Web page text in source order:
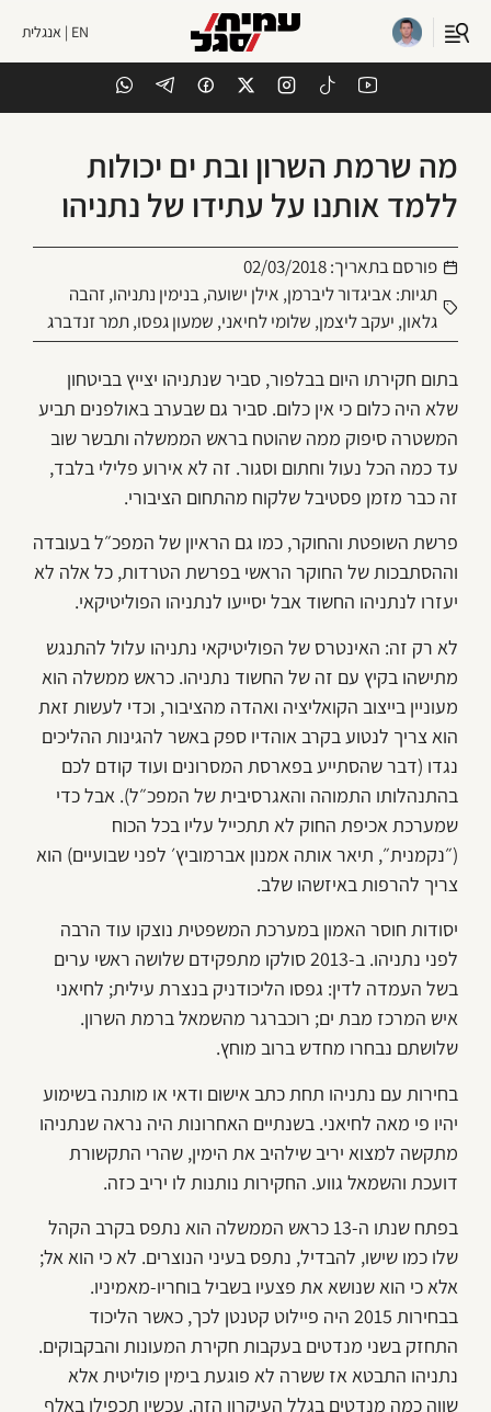
EN | אנגלית
מה שרמת השרון ובת ים יכולות
ללמד אותנו על עתידו של נתניהו
פורסם בתאריך:02/03/2018
תגיות: אביגדור ליברמן, אילן ישועה,בנימין נתניהו,זהבה
גלאון, יעקב ליצמן, שלומי לחיאני, שמעון גפסו,תמר זנדברג
בתום חקירתו היום בבלפור, סביר שנתניהו יצייץ בביטחון
שלא היה כלום כי אין כלום. סביר גם שבערב באולפנים תביע
המשטרה סיפוק ממה שהוטח בראש הממשלה ותבשר שוב
עד כמה הכל נעול וחתום וסגור. זה לא אירוע פלילי בלבד,
זה כבר מזמן פסטיבל שלקוח מהתחום הציבורי.
פרשת השופטת והחוקר, כמו גם הראיון של המפכ״ל בעובדה
וההסתבכות של החוקר הראשי בפרשת הטרדות, כל אלה לא
יעזרו לנתניהו החשוד אבל יסייעו לנתניהו הפוליטיקאי.
לא רק זה: האינטרס של הפוליטיקאי נתניהו עלול להתנגש
מתישהו בקיץ עם זה של החשוד נתניהו. כראש ממשלה הוא
מעוניין בייצוב הקואליציה ואהדה מהציבור, וכדי לעשות זאת
הוא צריך לנטוע בקרב אוהדיו ספק באשר להגינות ההליכים
נגדו (דבר שהסתייע בפארסת המסרונים ועוד קודם לכם
בהתנהלותו התמוהה והאגרסיבית של המפכ״ל). אבל כדי
שמערכת אכיפת החוק לא תתכייל עליו בכל הכוח
(״נקמנית״, תיאר אותה אמנון אברמוביץ׳ לפני שבועיים) הוא
צריך להרפות באיזשהו שלב.
יסודות חוסר האמון במערכת המשפטית נוצקו עוד הרבה
לפני נתניהו. ב-2013 סולקו מתפקידם שלושה ראשי ערים
בשל העמדה לדין: גפסו הליכודניק בנצרת עילית; לחיאני
איש המרכז מבת ים; רוכברגר מהשמאל ברמת השרון.
שלושתם נבחרו מחדש ברוב מוחץ.
בחירות עם נתניהו תחת כתב אישום ודאי או מותנה בשימוע
יהיו פי מאה לחיאני. בשנתיים האחרונות היה נראה שנתניהו
מתקשה למצוא יריב שילהיב את הימין, שהרי התקשורת
דועכת והשמאל גווע. החקירות נותנות לו יריב כזה.
בפתח שנתו ה-13 כראש הממשלה הוא נתפס בקרב הקהל
שלו כמו שישו, להבדיל, נתפס בעיני הנוצרים. לא כי הוא אל;
אלא כי הוא שנושא את פצעיו בשביל בוחריו-מאמיניו.
בבחירות 2015 היה פיילוט קטנטן לכך, כאשר הליכוד
התחזק בשני מנדטים בעקבות חקירת המעונות והבקבוקים.
נתניהו התבטא אז ששרה לא פוגעת בימין פוליטית אלא
שווה כמה מנדטים בגלל העיקרון הזה. עכשיו תכפילו באלף